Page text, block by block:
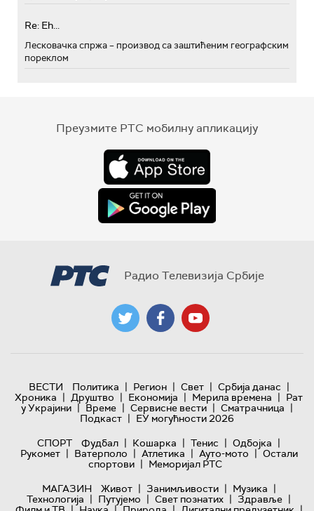
Re: Eh...
Лесковачка спржа – производ са заштићеним географским
пореклом
Преузмите РТС мобилну апликацију
Радио Телевизија Србије
ВЕСТИ Политика | Регион | Свет | Србија данас |
Хроника | Друштво | Економија | Мерила времена | Рат
у Украјини | Време | Сервисне вести | Сматрачница |
Подкаст | ЕУ могућности 2026
СПОРТ
Фудбал | Кошарка | Тенис | Одбојка |
Рукомет | Ватерполо | Атлетика | Ауто-мото | Остали
спортови | Меморијал РТС
МАГАЗИН
Живот | Занимљивости | Музика |
Технологијa | Путујемо | Свет познатих | Здравље |